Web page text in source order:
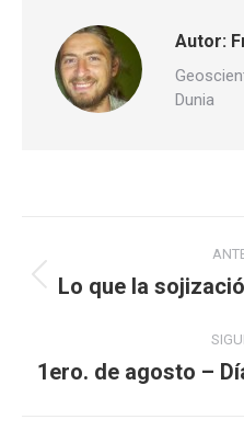
Autor:
Dunia
Navegación
entre
Lo que la
1ero. de agosto –